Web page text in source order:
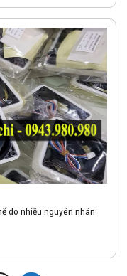
do nhiều nguyên nhân